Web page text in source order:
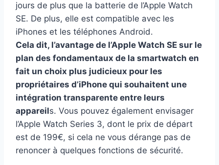
jours de plus que la batterie de l’Apple Watch
SE. De plus, elle est compatible avec les
iPhones et les téléphones Android.
Cela dit, l’avantage de l’Apple Watch SE sur le
plan des fondamentaux de la smartwatch en
fait un choix plus judicieux pour les
propriétaires d’iPhone qui souhaitent une
intégration transparente entre leurs
appareils. Vous pouvez également envisager
l’Apple Watch Series 3, dont le prix de départ
est de 199€, si cela ne vous dérange pas de
renoncer à quelques fonctions de sécurité.